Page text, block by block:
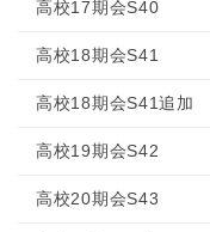
高校17期会S40
高校18期会S41
高校18期会S41追加
高校19期会S42
高校20期会S43